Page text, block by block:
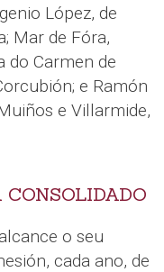
López, de
Mar de Fóra,
do Carmen de
e Ramón
e Villarmide,
CONSOLIDADO
o seu
cada ano, de